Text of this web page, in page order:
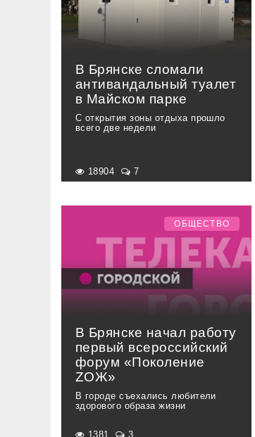
В Брянске сломали
антивандальный туалет
в Майском парке
С открытия зоны отдыха прошло
всего две недели
18904 7
В Брянске начал работу
первый всероссийский
форум «Поколение
ZОЖ»
В городе съехались любители
здорового образа жизни
ОБЩЕСТВО
1381 3